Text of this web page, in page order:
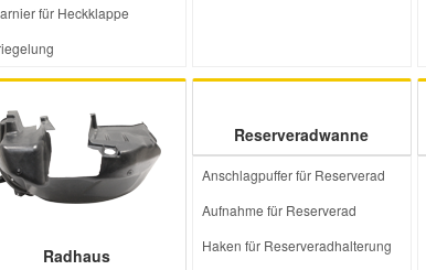
für Heckklappe
Radhaus
Reserveradwanne
Anschlagpuffer für Reserverad
Aufnahme für Reserverad
Haken für Reserveradhalterung